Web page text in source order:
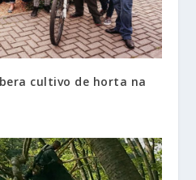
cultivo de horta na